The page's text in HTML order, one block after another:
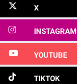
X
INSTAGRAM
YOUTUBE
TIKTOK